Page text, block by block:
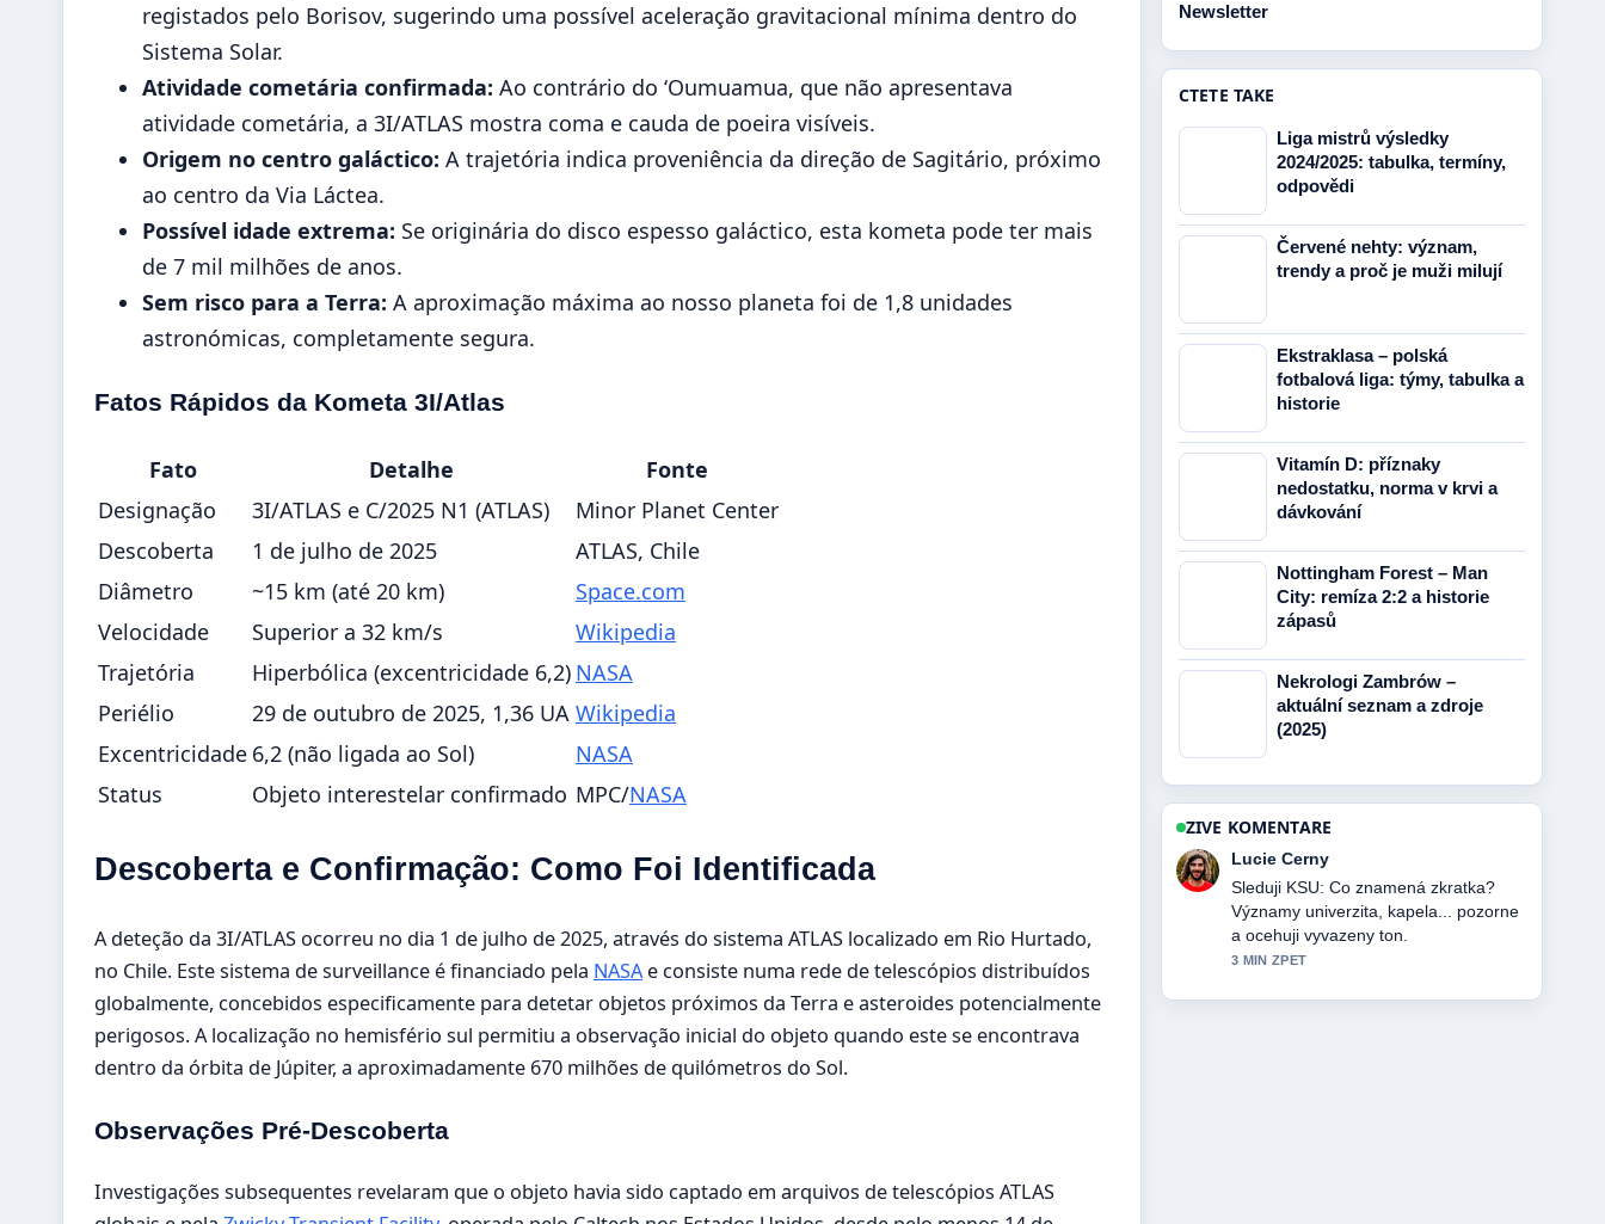
registados pelo Borisov, sugerindo uma possível aceleração gravitacional mínima dentro do
Sistema Solar.
Atividade cometária confirmada: Ao contrário do ‘Oumuamua, que não apresentava
atividade cometária, a 3I/ATLAS mostra coma e cauda de poeira visíveis.
Origem no centro galáctico: A trajetória indica proveniência da direção de Sagitário, próximo
ao centro da Via Láctea.
Possível idade extrema: Se originária do disco espesso galáctico, esta kometa pode ter mais
de 7 mil milhões de anos.
Sem risco para a Terra: A aproximação máxima ao nosso planeta foi de 1,8 unidades
astronómicas, completamente segura.
Fatos Rápidos da Kometa 3I/Atlas
Fato Detalhe
Fonte
Designação
3I/ATLAS e C/2025 N1 (ATLAS)
Minor Planet Center
Descoberta
1 de julho de 2025
ATLAS, Chile
Diâmetro
~15 km (até 20 km)
Space.com
Velocidade
Superior a 32 km/s
Wikipedia
Trajetória
Hiperbólica (excentricidade 6,2) NASA
Periélio
29 de outubro de 2025, 1,36 UA Wikipedia
Excentricidade 6,2 (não ligada ao Sol)
NASA
Status
Objeto interestelar confirmado MPC/NASA
Descoberta e Confirmação: Como Foi Identificada
A deteção da 3I/ATLAS ocorreu no dia 1 de julho de 2025, através do sistema ATLAS localizado em Rio Hurtado,
no Chile. Este sistema de surveillance é financiado pela NASAe consiste numa rede de telescópios distribuídos
globalmente, concebidos especificamente para detetar objetos próximos da Terra e asteroides potencialmente
perigosos. A localização no hemisfério sul permitiu a observação inicial do objeto quando este se encontrava
dentro da órbita de Júpiter, a aproximadamente 670 milhões de quilómetros do Sol.
Observações Pré-Descoberta
Investigações subsequentes revelaram que o objeto havia sido captado em arquivos de telescópios ATLAS
Newsletter
CTETE TAKE
Liga mistrů výsledky
2024/2025: tabulka, termíny,
odpovědi
Červené nehty: význam,
trendy a proč je muži milují
Ekstraklasa – polská
fotbalová liga: týmy, tabulka a
historie
Vitamín D: příznaky
nedostatku, norma v krvi a
dávkování
Nottingham Forest – Man
City: remíza 2:2 a historie
zápasů
Nekrologi Zambrów –
aktuální seznam a zdroje
(2025)
ZIVE KOMENTARE
Martin Prochazka
Uzitecny kontext k HBO Max PL:
Sledování v zahraničí, ceny.... Prosim
pokracujte v prubeznych aktualizacich.
5 MIN ZPET